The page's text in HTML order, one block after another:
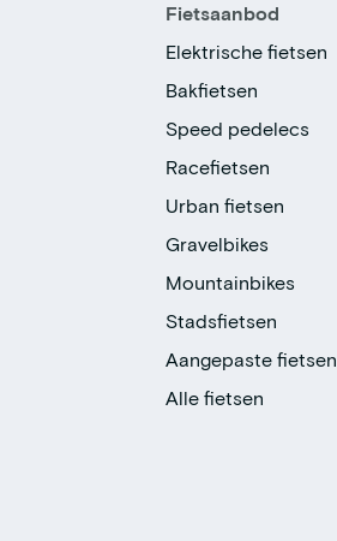
Fietsaanbod
Elektrische fietsen
Bakfietsen
Speed pedelecs
Racefietsen
Urban fietsen
Gravelbikes
Mountainbikes
Stadsfietsen
Aangepaste fietsen
Alle fietsen